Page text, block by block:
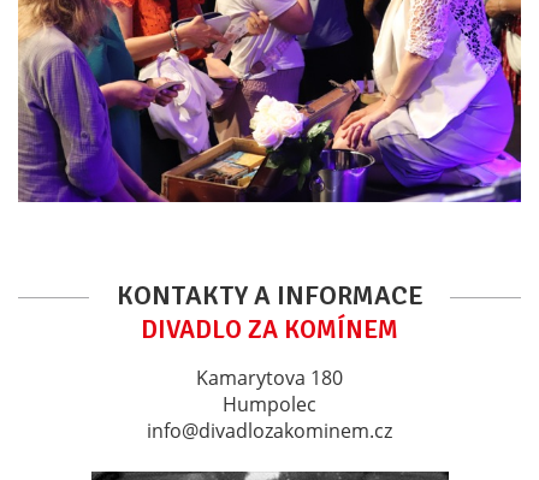
KONTAKTY A INFORMACE
DIVADLO ZA KOMÍNEM
Kamarytova 180
Humpolec
info@divadlozakominem.cz